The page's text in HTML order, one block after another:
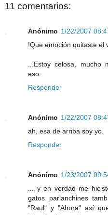
11 comentarios:
Anónimo 1/22/2007
!Que emoción quitaste el
...Estoy celosa,
eso.
Responder
Anónimo 1/22/2007
ah, esa de arriba soy yo.
Responder
Anónimo 1/23/2007
... y en verdad me
gatos parlanchines
"Raul" y "Ahora" así